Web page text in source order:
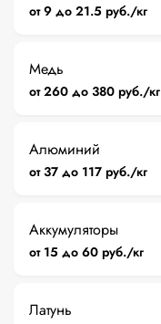
от 9 до 21.5 руб./кг
Медь
от 260 до 380 руб./кг
Алюминий
от 37 до 117 руб./кг
Аккумуляторы
от 15 до 60 руб./кг
Латунь